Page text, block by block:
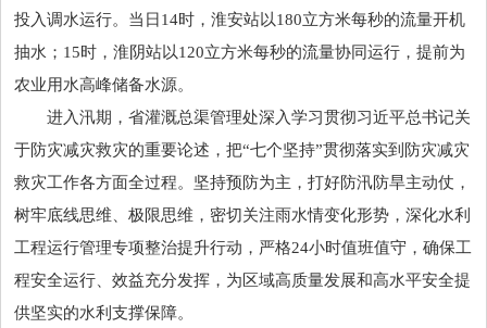
投入调水运行。当日14时，淮安站以180立方米每秒的流量开机
抽水；15时，淮阴站以120立方米每秒的流量协同运行，提前为
农业用水高峰储备水源。
进入汛期，省灌溉总渠管理处深入学习贯彻习近平总书记关
于防灾减灾救灾的重要论述，把“七个坚持”贯彻落实到防灾减灾
救灾工作各方面全过程。坚持预防为主，打好防汛防旱主动仗，
树牢底线思维、极限思维，密切关注雨水情变化形势，深化水利
工程运行管理专项整治提升行动，严格24小时值班值守，确保工
程安全运行、效益充分发挥，为区域高质量发展和高水平安全提
供坚实的水利支撑保障。